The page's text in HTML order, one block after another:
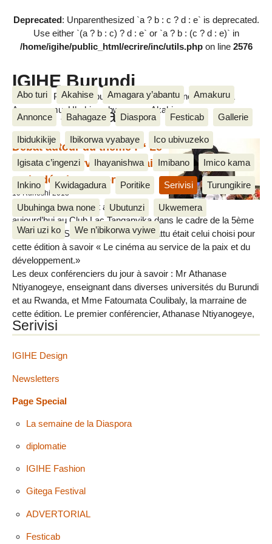
Deprecated: Unparenthesized `a ? b : c ? d : e` is deprecated.
Use either `(a ? b : c) ? d : e` or `a ? b : (c ? d : e)` in
/home/igihe/public_html/ecrire/inc/utils.phpon line 2576
IGIHE Burundi
Amakuru, Poritike, Ubutunzi, Diaspora, Inkino, Muzika &
Amasanamu, Ubuhinga bwa none, Akahise......
Abo turi Akahise Amagara y’abantu Amakuru
Annonce Bahagaze Diaspora Festicab Gallerie
Ibidukikije Ibikorwa vyabaye Ico ubivuzeko
Igisata c’ingenzi Ihayanishwa Imibano Imico kama
Inkino Kwidagadura Poritike Serivisi Turungikire
Ubuhinga bwa none Ubutunzi Ukwemera
Wari uzi ko We n’ibikorwa vyiwe
Page Special
Débat autour du thème : “ Le
cinéma au service de la paix
et du développement.”
10 Ruheshi 2013
Une conférence-débat a eu lieu
aujourd’hui au Club Lac Tanganyika dans le cadre de la 5ème
édition du FESTICAB. Le thème débattu était celui choisi pour
cette édition à savoir « Le cinéma au service de la paix et du
développement.»
Les deux conférenciers du jour à savoir : Mr Athanase
Ntiyanogeye, enseignant dans diverses universités du Burundi
et au Rwanda, et Mme Fatoumata Coulibaly, la marraine de
cette édition. Le premier conférencier, Athanase Ntiyanogeye,
a exposé l’histoire du cinéma des Grands (...)
Serivisi
IGIHE Design
Newsletters
Page Special
La semaine de la Diaspora
diplomatie
IGIHE Fashion
Gitega Festival
ADVERTORIAL
Festicab